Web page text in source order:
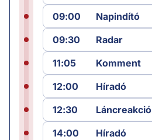
09:00
Napindító
09:30
Radar
11:05
Komment
12:00
Híradó
12:30
Láncreakció
14:00
Híradó